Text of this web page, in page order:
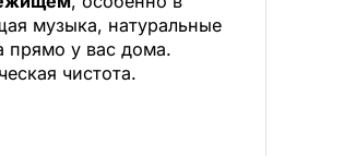
музыка, натуральные
прямо у вас дома.
чистота.